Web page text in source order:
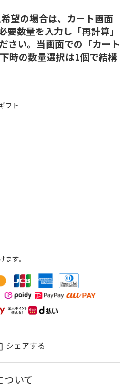
望の場合は、カート画面
要数量を入力し「再計算」
さい。当画面での「カート
時の数量選択は1個で結構
フト
す。
シェアする
ついて